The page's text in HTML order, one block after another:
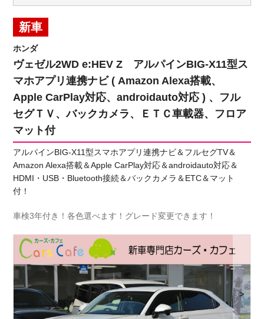
新車
ホンダ
ヴェゼル2WD e:HEV Z アルパインBIG-X11型ス
マホアプリ連携ナビ ( Amazon Alexa搭載、
Apple CarPlay対応、androidauto対応 ) 、フル
セグＴＶ、バックカメラ、ＥＴＣ車載器、フロア
マット付
アルパインBIG-X11型スマホアプリ連携ナビ＆フルセグTV＆
Amazon Alexa搭載＆Apple CarPlay対応＆androidauto対応＆
HDMI・USB・Bluetooth接続＆バックカメラ＆ETC＆マット
付！
車検3年付き！各色選べます！グレード変更できます！
>